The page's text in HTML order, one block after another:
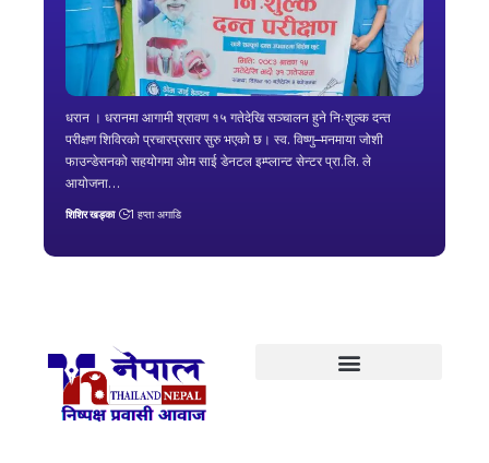
धरान । धरानमा आगामी श्रावण १५ गतेदेखि सञ्चालन हुने निःशुल्क दन्त
परीक्षण शिविरको प्रचारप्रसार सुरु भएको छ। स्व. विष्णु–मनमाया जोशी
फाउन्डेसनको सहयोगमा ओम साई डेनटल इम्प्लान्ट सेन्टर प्रा.लि. ले
आयोजना…
शिशिर खड्का 1 हप्ता अगाडि